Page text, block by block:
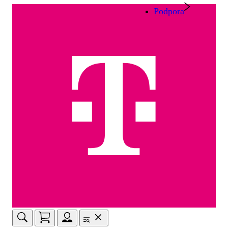
Podpora